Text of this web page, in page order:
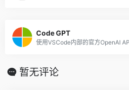
Code GPT
使用VSCode内部的官方OpenAI
暂无评论